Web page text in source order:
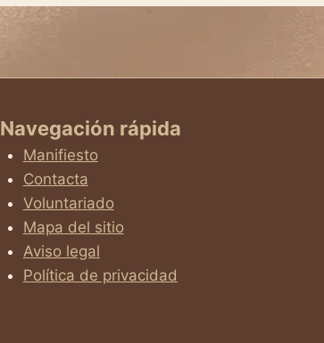
Navegación rápida
Manifiesto
Contacta
Voluntariado
Mapa del sitio
Aviso legal
Política de privacidad